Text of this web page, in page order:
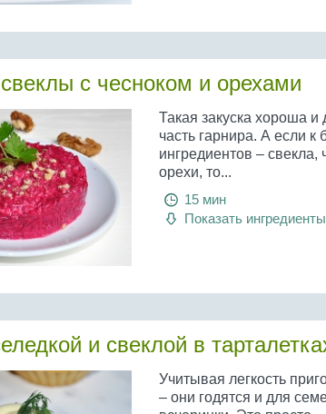
с чесноком и орехами
Такая закуска хороша и
часть гарнира. А если к
ингредиентов – свекла,
орехи, то...
15 мин
Показать ингредиенты
и свеклой в
Учитывая легкость
– они годятся и для